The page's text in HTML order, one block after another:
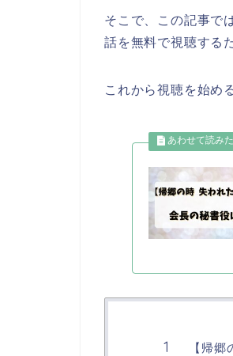
そこで、この記事で
話を無料で視聴する
これから視聴を始め
【帰